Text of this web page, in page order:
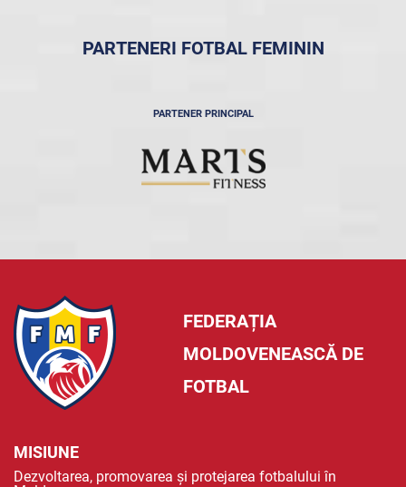
PARTENERI FOTBAL FEMININ
PARTENER PRINCIPAL
FEDERAȚIA
MOLDOVENEASCĂ DE
FOTBAL
MISIUNE
Dezvoltarea, promovarea și protejarea fotbalului în